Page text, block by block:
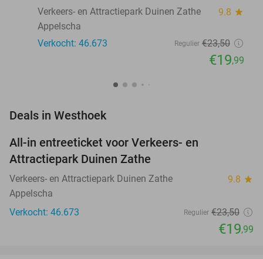
Verkeers- en Attractiepark Duinen Zathe 9.8 star
Appelscha
Verkocht: 46.673
Regulier €23,50
€19,99
Deals in Westhoek
All-in entreeticket voor Verkeers- en
Attractiepark Duinen Zathe
Verkeers- en Attractiepark Duinen Zathe 9.8 star
Appelscha
Verkocht: 46.673
Regulier €23,50
€19,99